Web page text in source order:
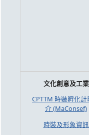
文化創意及工業
CPTTM 時裝孵化計
介 (MaConsef)
時裝及形象資訊